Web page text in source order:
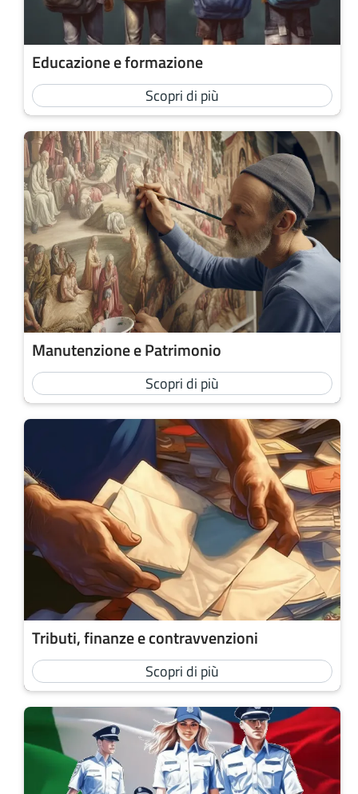
Educazione e formazione
Scopri di più
Manutenzione e Patrimonio
Scopri di più
Tributi, finanze e contravvenzioni
Scopri di più